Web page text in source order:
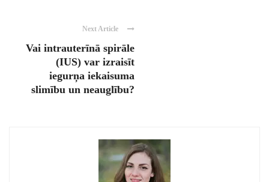
Next Article
Vai intrauterīnā spirāle
(IUS) var izraisīt
iegurņa iekaisuma
slimību un neauglību?